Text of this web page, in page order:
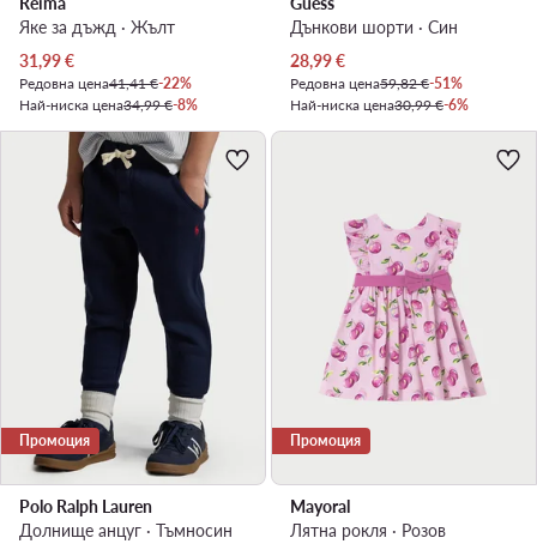
Яке за дъжд · Жълт
Актуална цена
31,99€
Редовна цена41,41 €-22%
Най-ниска цена34,99 €-8%
Дънкови шорти · Син
Актуална цена
28,99€
Редовна цена59,82 €-51%
Най-ниска цена30,99 €-6%
Промоция
Polo Ralph Lauren
Долнище анцуг · Тъмносин
Промоция
Mayoral
Лятна рокля · Розов